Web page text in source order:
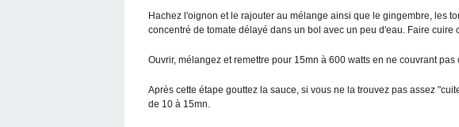
Hachez l'oignon et le rajouter au mélange ainsi que le gingembre, les
concentré de tomate délayé dans un bol avec un peu d'eau. Faire cuire
Ouvrir, mélangez et remettre pour 15mn à 600 watts en ne couvrant pas
Après cette étape gouttez la sauce, si vous ne la trouvez pas assez
de 10 à 15mn.